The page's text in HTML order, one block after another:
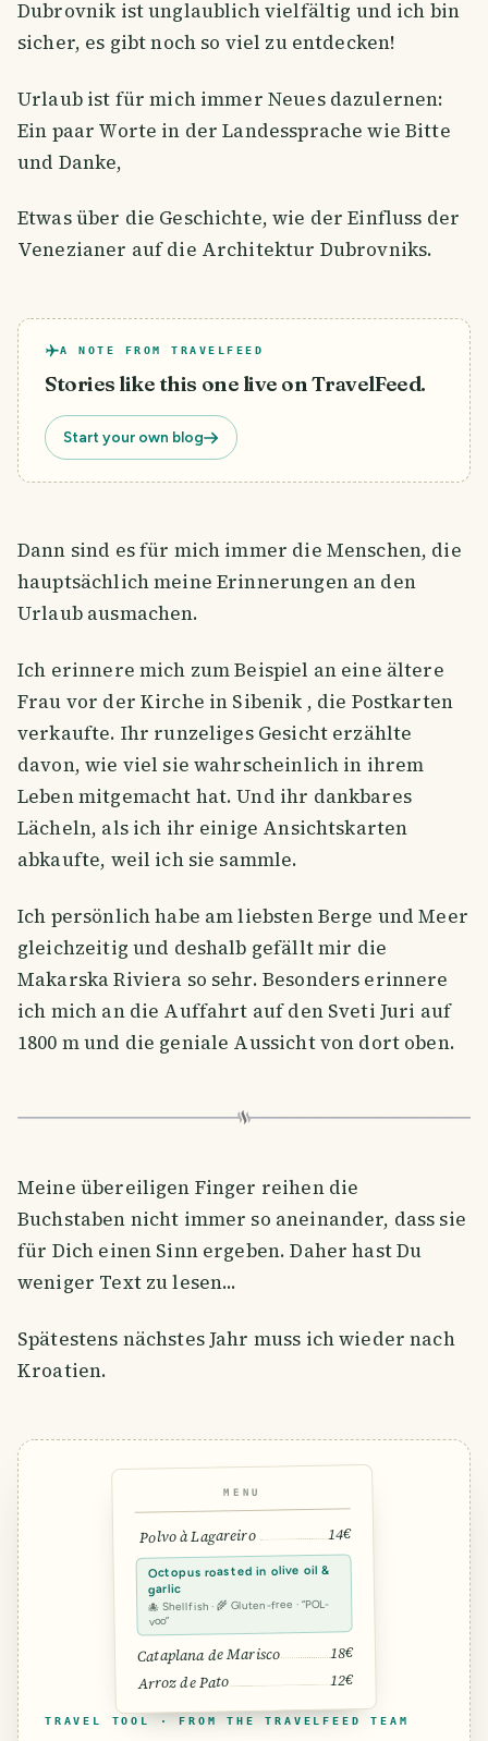
Dubrovnik ist unglaublich vielfältig und ich bin
sicher, es gibt noch so viel zu entdecken!
Urlaub ist für mich immer Neues dazulernen:
Ein paar Worte in der Landessprache wie Bitte
und Danke,
Etwas über die Geschichte, wie der Einfluss der
Venezianer auf die Architektur Dubrovniks.
A NOTE FROM TRAVELFEED
Stories like this one live on TravelFeed.
Start your own blog
Dann sind es für mich immer die Menschen, die
hauptsächlich meine Erinnerungen an den
Urlaub ausmachen.
Ich erinnere mich zum Beispiel an eine ältere
Frau vor der Kirche in Sibenik , die Postkarten
verkaufte. Ihr runzeliges Gesicht erzählte
davon, wie viel sie wahrscheinlich in ihrem
Leben mitgemacht hat. Und ihr dankbares
Lächeln, als ich ihr einige Ansichtskarten
abkaufte, weil ich sie sammle.
Ich persönlich habe am liebsten Berge und Meer
gleichzeitig und deshalb gefällt mir die
Makarska Riviera so sehr. Besonders erinnere
ich mich an die Auffahrt auf den Sveti Juri auf
1800 m und die geniale Aussicht von dort oben.
Meine übereiligen Finger reihen die
Buchstaben nicht immer so aneinander, dass sie
für Dich einen Sinn ergeben. Daher hast Du
weniger Text zu lesen...
Spätestens nächstes Jahr muss ich wieder nach
Kroatien.
MENU
Polvo à Lagareiro 14€
Octopus roasted in olive oil &
garlic
🐙 Shellfish · 🌾 Gluten-free · “POL-
voo”
Cataplana de Marisco 18€
Arroz de Pato 12€
TRAVEL TOOL · FROM THE TRAVELFEED TEAM